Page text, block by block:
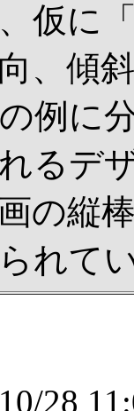
仮に
向、傾
例に
るデ
の縦
れて
28